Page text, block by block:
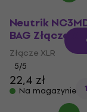
Neutrik
BAG Złącze
Złącze XLR
5/5
22,4 zł
Na magazynie 1